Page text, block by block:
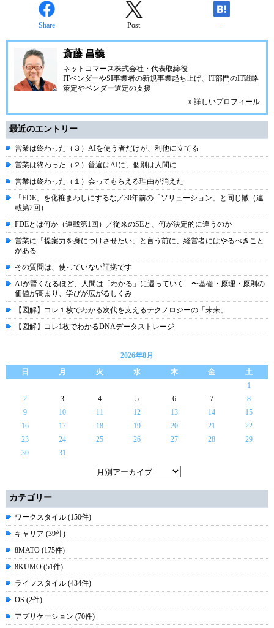
Share Post -
斎藤 昌義
ネットコマース株式会社 ・代表取締役
ITベンダーやSI事業者の新規事業起ち上げ、IT部門のIT戦略
策定やベンダー選定の支援
» 詳しいプロフィール
最近のエントリー
営業は終わった（３）AIを使う者だけが、利他に立てる
営業は終わった（２）普遍はAIに、個別は人間に
営業は終わった（１）会ってもらえる理由が消えた
「FDE」を化粧まわしにするな／30年前の「ソリューション」と同じ轍（連
載第2回）
FDEとは何か（連載第1回）／従来のSEと、何が決定的に違うのか
営業に「提案力を身につけさせたい」と言う前に、経営者にはやるべきこと
がある
その質問は、使っていない証拠です
AIが賢くなるほど、人間は「わかる」に還っていく 〜基礎・原理・原則の
価値が高まり、学びが広がるしくみ
【図解】コレ１枚でわかる次代を支えるテクノロジーの「未来」
【図解】コレ1枚でわかるDNAデータストレージ
2026年8月
日
月 火 水 木 金
土
1
2
3 4 5 6 7
8
9
10 11 12 13 14
15
16
17 18 19 20 21
22
23
24 25 26 27 28
29
30
31
カテゴリー
ワークスタイル (150件)
キャリア (39件)
8MATO (175件)
8KUMO (51件)
ライフスタイル (434件)
OS (2件)
アプリケーション (70件)